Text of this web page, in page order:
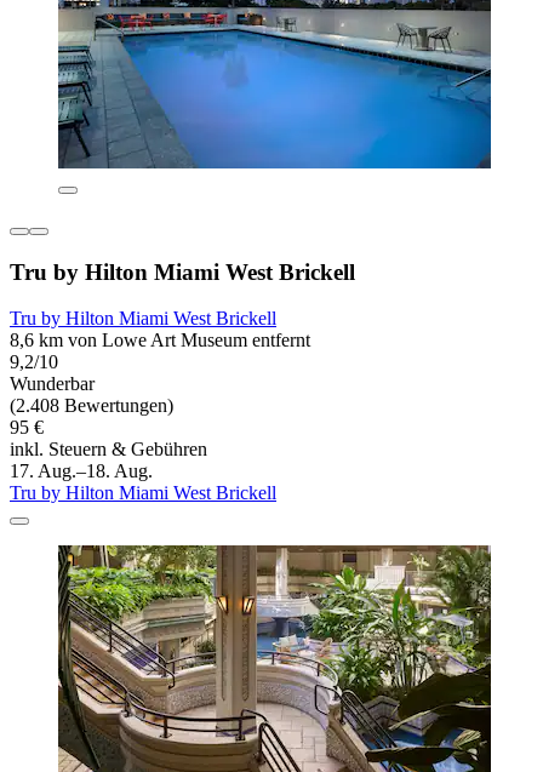
Tru by Hilton Miami West Brickell
Tru by Hilton Miami West Brickell
8,6 km von Lowe Art Museum entfernt
9,2/10
Wunderbar
(2.408 Bewertungen)
95 €
inkl. Steuern & Gebühren
17. Aug.–18. Aug.
Tru by Hilton Miami West Brickell